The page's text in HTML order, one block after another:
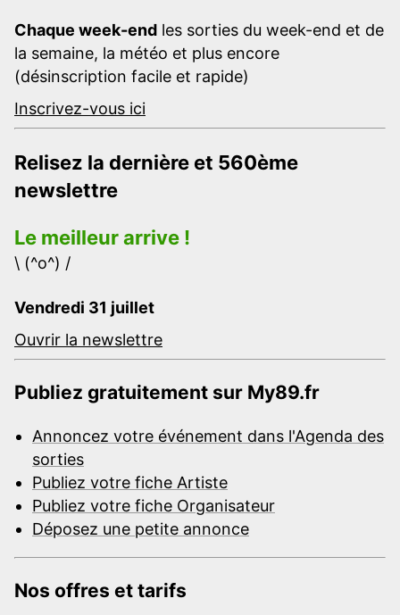
Chaque week-end les sorties du week-end et de
la semaine, la météo et plus encore
(désinscription facile et rapide)
Inscrivez-vous ici
Relisez la dernière et 560ème
newslettre
Le meilleur arrive !
\ (^o^) /
Vendredi 31 juillet
Ouvrir la newslettre
Publiez gratuitement sur My89.fr
Annoncez votre événement dans l'Agenda des
sorties
Publiez votre fiche Artiste
Publiez votre fiche Organisateur
Déposez une petite annonce
Nos offres et tarifs